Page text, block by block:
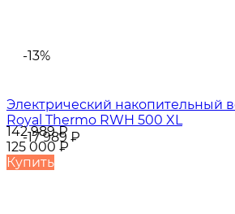
-13%
-17 989 ₽
Электрический накопительный
Royal Thermo RWH 500 XL
142 989₽
125 000₽
Купить